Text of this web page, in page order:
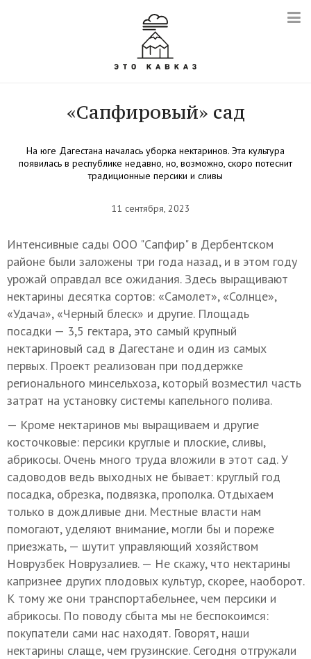
«Сапфировый» сад
На юге Дагестана началась уборка нектаринов. Эта культура
появилась в республике недавно, но, возможно, скоро потеснит
традиционные персики и сливы
11 сентября, 2023
Интенсивные сады ООО "Сапфир" в Дербентском
районе были заложены три года назад, и в этом году
урожай оправдал все ожидания. Здесь выращивают
нектарины десятка сортов: «Самолет», «Солнце»,
«Удача», «Черный блеск» и другие. Площадь
посадки — 3,5 гектара, это самый крупный
нектариновый сад в Дагестане и один из самых
первых. Проект реализован при поддержке
регионального минсельхоза, который возместил часть
затрат на установку системы капельного полива.
— Кроме нектаринов мы выращиваем и другие
косточковые: персики круглые и плоские, сливы,
абрикосы. Очень много труда вложили в этот сад. У
садоводов ведь выходных не бывает: круглый год
посадка, обрезка, подвязка, прополка. Отдыхаем
только в дождливые дни. Местные власти нам
помогают, уделяют внимание, могли бы и пореже
приезжать, — шутит управляющий хозяйством
Новрузбек Новрузалиев. — Не скажу, что нектарины
капризнее других плодовых культур, скорее, наоборот.
К тому же они транспортабельнее, чем персики и
абрикосы. По поводу сбыта мы не беспокоимся:
покупатели сами нас находят. Говорят, наши
нектарины слаще, чем грузинские. Сегодня отгружали